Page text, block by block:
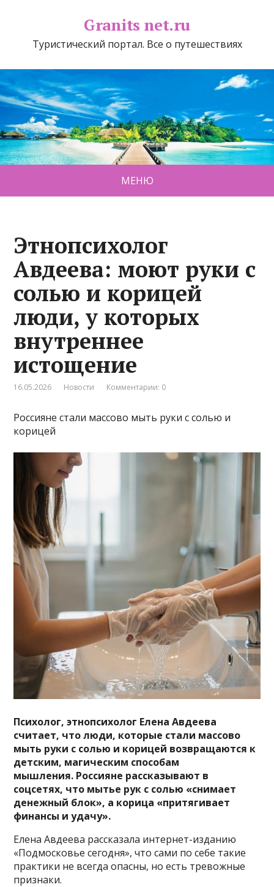
Granits net.ru
Туристический портал. Все о путешествиях
МЕНЮ
Этнопсихолог
Авдеева: моют руки с
солью и корицей
люди, у которых
внутреннее
истощение
16.05.2026 Новости Комментарии: 0
Россияне стали массово мыть руки с солью и
корицей
Психолог, этнопсихолог Елена Авдеева
считает, что люди, которые стали массово
мыть руки с солью и корицей возвращаются к
детским, магическим способам
мышления. Россияне рассказывают в
соцсетях, что мытье рук с солью «снимает
денежный блок», а корица «притягивает
финансы и удачу».
Елена Авдеева рассказала интернет-изданию
«Подмосковье сегодня», что сами по себе такие
практики не всегда опасны, но есть тревожные
признаки.